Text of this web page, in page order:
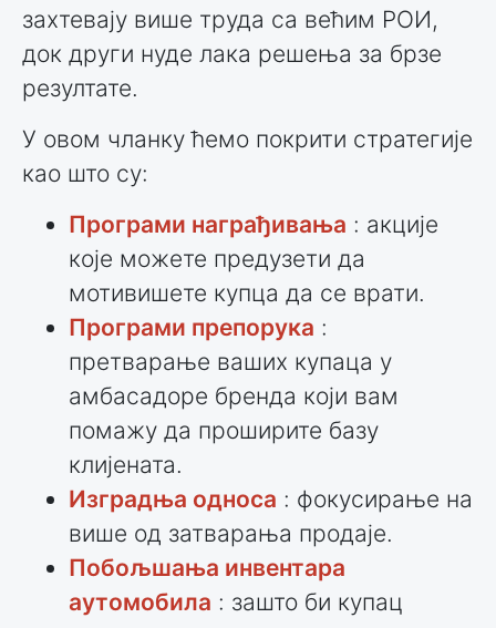
захтевају више труда са већим РОИ,
док други нуде лака решења за брзе
резултате.
У овом чланку ћемо покрити стратегије
као што су:
Програми награђивања : акције
које можете предузети да
мотивишете купца да се врати.
Програми препорука :
претварање ваших купаца у
амбасадоре бренда који вам
помажу да проширите базу
клијената.
Изградња односа : фокусирање на
више од затварања продаје.
Побољшања инвентара
аутомобила : зашто би купац